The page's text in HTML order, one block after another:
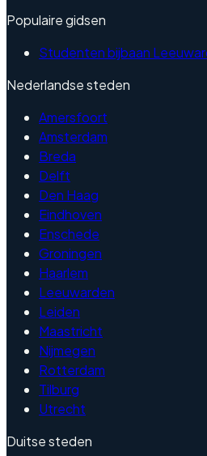
Populaire gidsen
Studenten bijbaan
Nederlandse steden
Amersfoort
Amsterdam
Breda
Delft
Den Haag
Eindhoven
Enschede
Groningen
Haarlem
Leeuwarden
Leiden
Maastricht
Nijmegen
Rotterdam
Tilburg
Utrecht
Duitse steden